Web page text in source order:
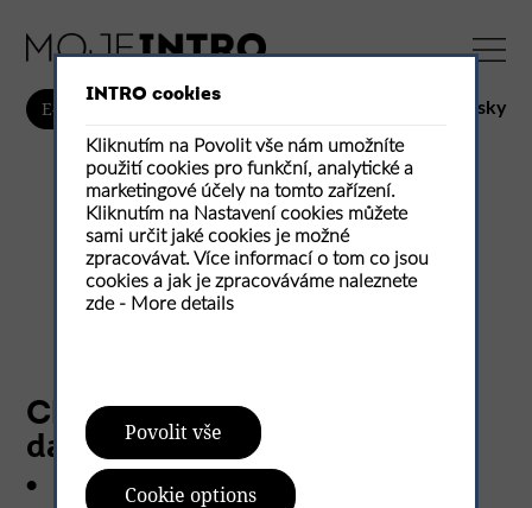
INTRO cookies
Kliknutím na Povolit vše nám umožníte
použití cookies pro funkční, analytické a
marketingové účely na tomto zařízení.
Kliknutím na Nastavení cookies můžete
sami určit jaké cookies je možné
zpracovávat. Více informací o tom co jsou
cookies a jak je zpracováváme naleznete
zde - More details
Povolit vše
Cookie options
E-Shop česky
Chcete vidět celý text a 0
dalších fotografií?
•
Přihlaste se, zaregistrujte nebo se staňte